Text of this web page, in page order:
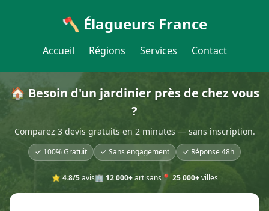
🪓 Élagueurs France
Accueil Régions Services Contact
🏠 Besoin d'un jardinier près de chez vous
?
Comparez 3 devis gratuits en 2 minutes — sans inscription.
✓ 100% Gratuit ✓ Sans engagement ✓ Réponse 48h
⭐ 4.8/5avis🏢 12 000+artisans📍 25 000+villes